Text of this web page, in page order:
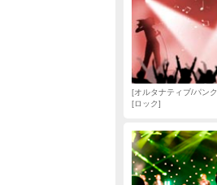
オルタナティブ/パンク
ロック